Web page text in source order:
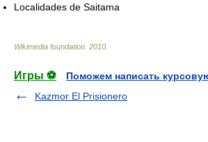
Localidades de Saitama
Wikimedia foundation 2010
Игры ⚽
Поможем написать
Kazmor El Prisionero